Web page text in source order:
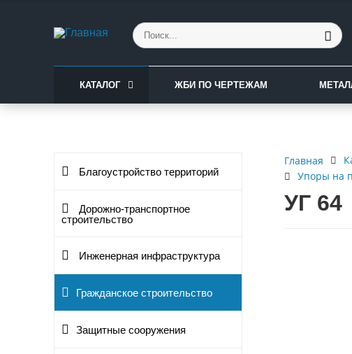
КАТАЛОГ ЖБИ ПО ЧЕРТЕЖАМ
Благоустройство территорий
Дорожно-транспортное
строительство
Инженерная инфраструктура
Гражданское строительство
Защитные сооружения
Главная
Упоры на
УГ 64